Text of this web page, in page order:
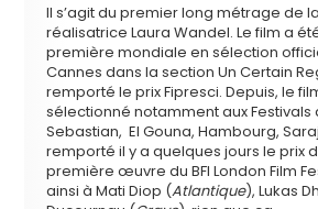
Il s’agit du premier long métrage de
réalisatrice Laura Wandel. Le film a
première mondiale en sélection
Cannes dans la section Un Certain
remporté le prix Fipresci.Depuis, le
sélectionné notamment aux Festivals
Sebastian, El Gouna, Hambourg,
remporté il y a quelques jours le prix
première œuvre du BFI London Film
ainsi à Mati Diop (Atlantique), Lukas